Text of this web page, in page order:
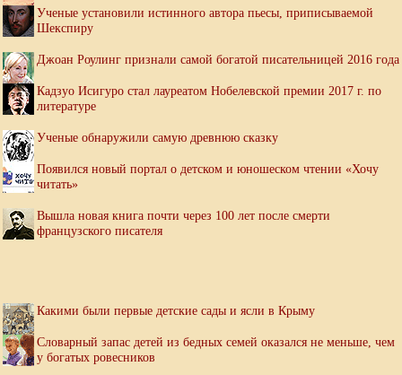
Ученые установили истинного автора пьесы, приписываемой
Шекспиру
Джоан Роулинг признали самой богатой писательницей 2016 года
Кадзуо Исигуро стал лауреатом Нобелевской премии 2017 г. по
литературе
Ученые обнаружили самую древнюю сказку
Появился новый портал о детском и юношеском чтении «Хочу
читать»
Вышла новая книга почти через 100 лет после смерти
французского писателя
Какими были первые детские сады и ясли в Крыму
Словарный запас детей из бедных семей оказался не меньше, чем
у богатых ровесников